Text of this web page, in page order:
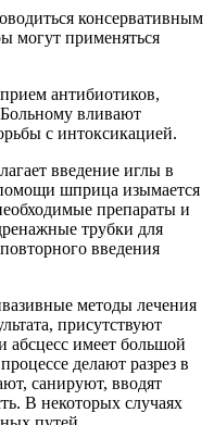
консервативным
могут применяться
антибиотиков,
вливают
с интоксикацией.
введение иглы в
шприца изымается
препараты и
трубки для
введения
методы лечения
присутствуют
абсцесс имеет большой
делают разрез в
санируют, вводят
В некоторых случаях